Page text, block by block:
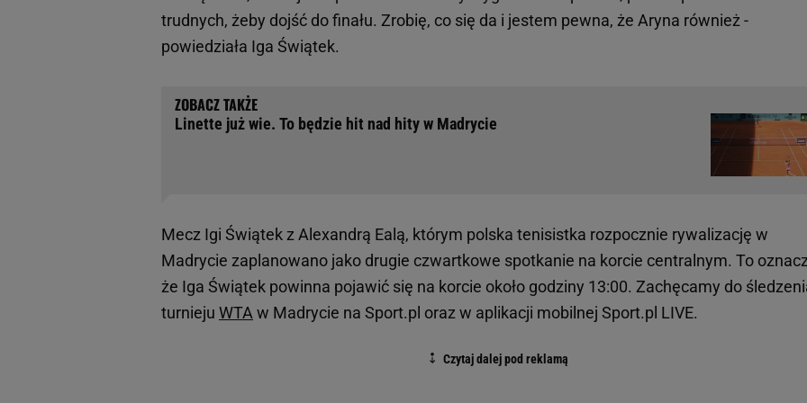
trudnych, żeby dojść do finału. Zrobię, co się da i jestem pewna, że Aryna również -
powiedziała Iga Świątek.
Linette już wie. To będzie hit nad hity w Madrycie
Mecz Igi Świątek z Alexandrą Ealą, którym polska tenisistka rozpocznie rywalizację w
Madrycie zaplanowano jako drugie czwartkowe spotkanie na korcie centralnym. To
że Iga Świątek powinna pojawić się na korcie około godziny 13:00. Zachęcamy do
turnieju WTAw Madrycie na Sport.pl oraz w aplikacji mobilnej Sport.pl LIVE.